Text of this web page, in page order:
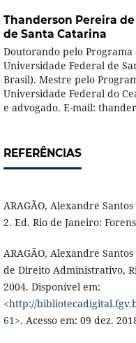
Thanderson Pereira de
de Santa Catarina
Doutorando pelo Programa
Universidade Federal de
Brasil). Mestre pelo
Universidade Federal do
e advogado. E-mail:
REFERÊNCIAS
ARAGÃO, Alexandre
2. Ed. Rio de Janeiro:
ARAGÃO, Alexandre
de Direito Administrativo,
2004. Disponível em:
<http://
61 >. Acesso em: 09 dez.